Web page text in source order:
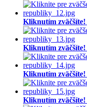
Kliknutím zväčšíte!
Kliknutím zväčšíte!
Kliknutím zväčšíte!
Kliknutím zväčšíte!